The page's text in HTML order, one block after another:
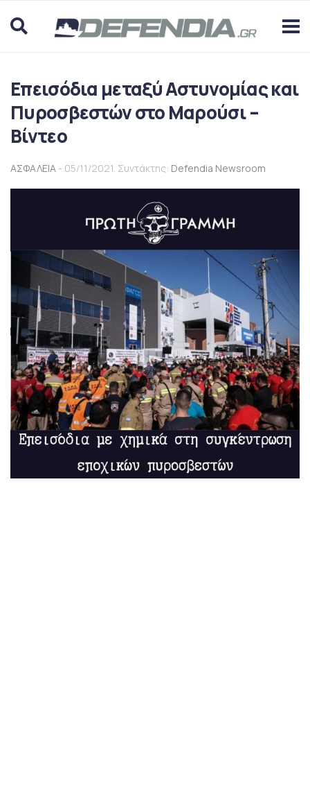
Επεισόδια μεταξύ Αστυνομίας και
Πυροσβεστών στο Μαρούσι –
Βίντεο
ΑΣΦΑΛΕΙΑ - 05/11/2021. Συντάκτης: Defendia Newsroom